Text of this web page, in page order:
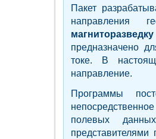
Пакет
направления
магниторазведку
предназначено
токе. В
направление.
Программы
полевых